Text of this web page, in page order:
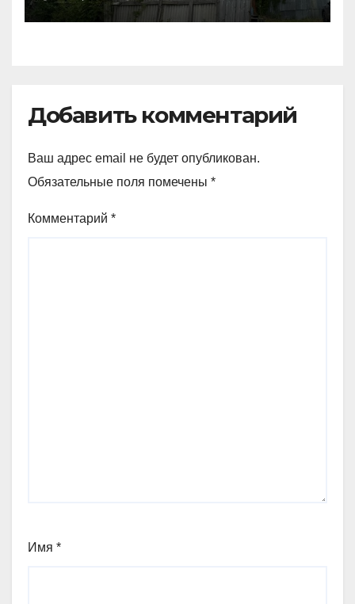
Петропавловске
Добавить комментарий
Ваш адрес email не будет опубликован.
Обязательные поля помечены *
Комментарий *
Имя *